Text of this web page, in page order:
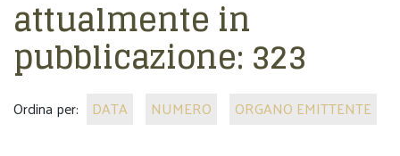
attualmente in
pubblicazione: 323
Ordina per: DATA NUMERO ORGANO EMITTENTE